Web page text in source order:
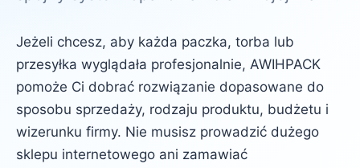
Jeżeli chcesz, aby każda paczka, torba lub
przesyłka wyglądała profesjonalnie, AWIHPACK
pomoże Ci dobrać rozwiązanie dopasowane do
sposobu sprzedaży, rodzaju produktu, budżetu i
wizerunku firmy. Nie musisz prowadzić dużego
sklepu internetowego ani zamawiać